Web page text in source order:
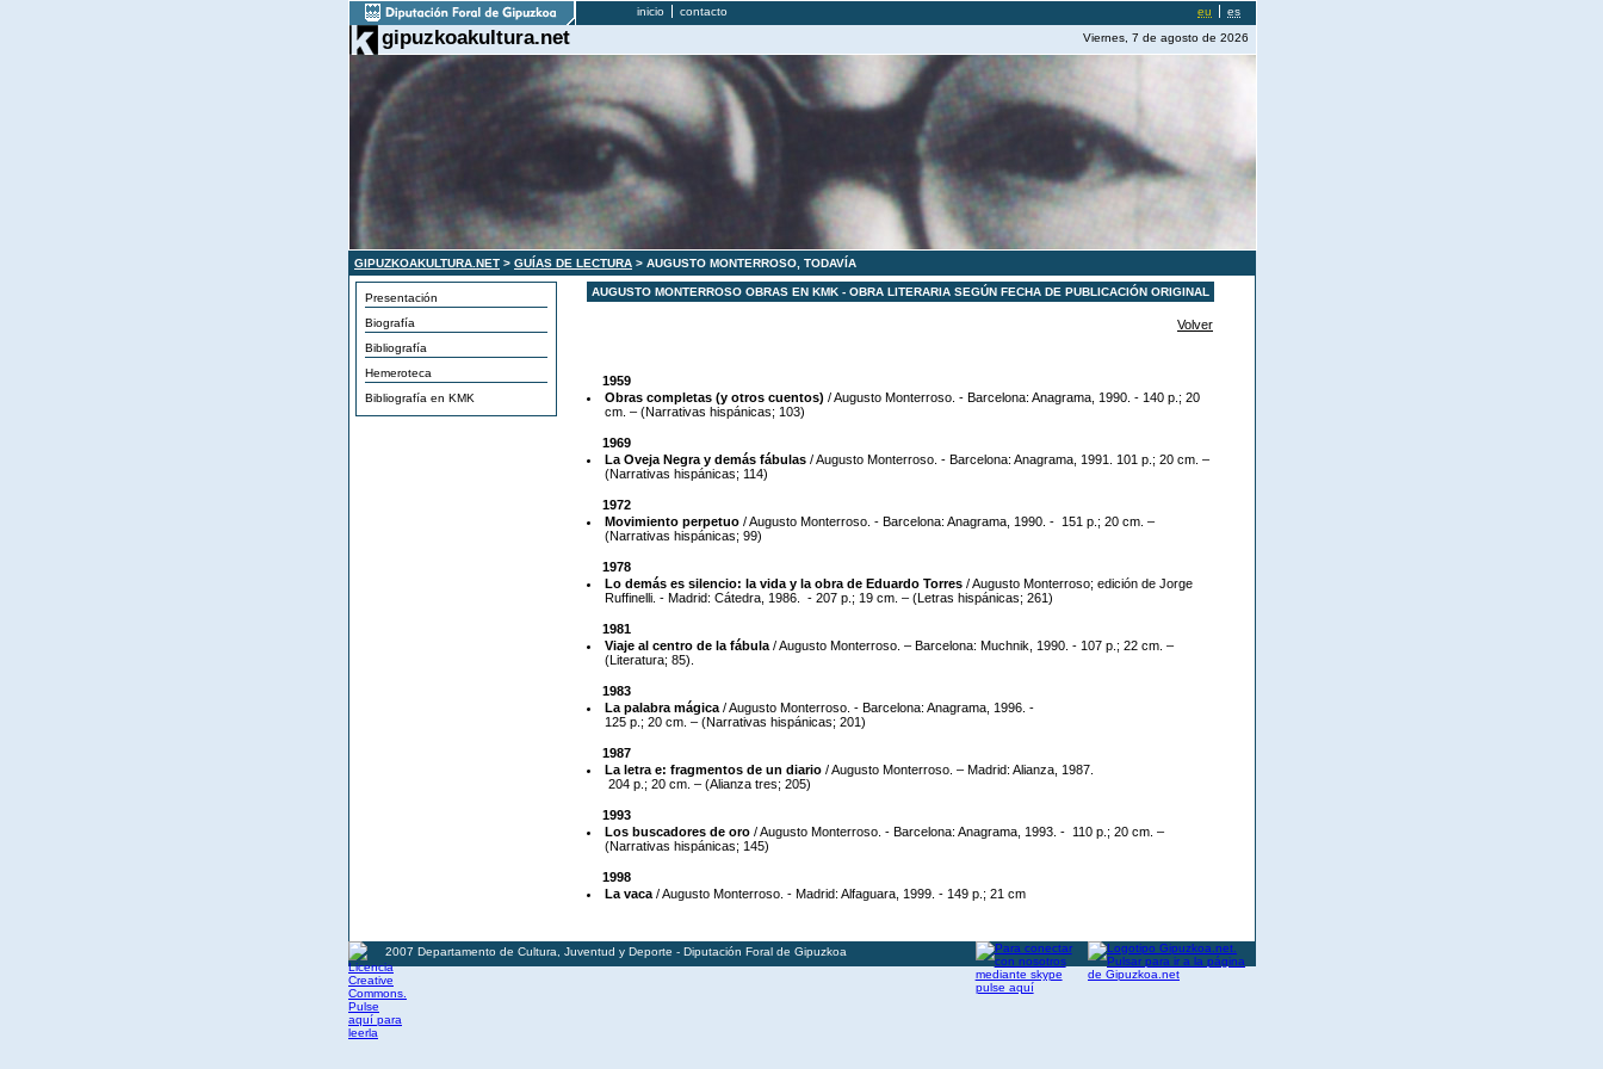
eu es
inicio contacto
gipuzkoakultura.net Viernes, 7 de agosto de 2026
GIPUZKOAKULTURA.NET > GUÍAS DE LECTURA > AUGUSTO MONTERROSO, TODAVÍA
Presentación
Biografía
Bibliografía
Hemeroteca
Bibliografía en KMK
AUGUSTO MONTERROSO OBRAS EN KMK - OBRA LITERARIA SEGÚN FECHA DE PUBLICACIÓN ORIGINAL
Volver
1959
Obras completas (y otros cuentos) / Augusto Monterroso. - Barcelona: Anagrama, 1990. - 140 p.; 20
cm. – (Narrativas hispánicas; 103)
1969
La Oveja Negra y demás fábulas / Augusto Monterroso. - Barcelona: Anagrama, 1991. 101 p.; 20 cm. –
(Narrativas hispánicas; 114)
1972
Movimiento perpetuo / Augusto Monterroso. - Barcelona: Anagrama, 1990. - 151 p.; 20 cm. –
(Narrativas hispánicas; 99)
1978
Lo demás es silencio: la vida y la obra de Eduardo Torres / Augusto Monterroso; edición de Jorge
Ruffinelli. - Madrid: Cátedra, 1986. - 207 p.; 19 cm. – (Letras hispánicas; 261)
1981
Viaje al centro de la fábula / Augusto Monterroso. – Barcelona: Muchnik, 1990. - 107 p.; 22 cm. –
(Literatura; 85).
1983
La palabra mágica / Augusto Monterroso. - Barcelona: Anagrama, 1996. -
125 p.; 20 cm. – (Narrativas hispánicas; 201)
1987
La letra e: fragmentos de un diario / Augusto Monterroso. – Madrid: Alianza, 1987.
204 p.; 20 cm. – (Alianza tres; 205)
1993
Los buscadores de oro / Augusto Monterroso. - Barcelona: Anagrama, 1993. - 110 p.; 20 cm. –
(Narrativas hispánicas; 145)
1998
La vaca / Augusto Monterroso. - Madrid: Alfaguara, 1999. - 149 p.; 21 cm
2007 Departamento de Cultura, Juventud y Deporte - Diputación Foral de Gipuzkoa